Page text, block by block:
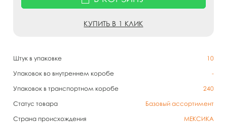
Штук в упаковке
10
Упаковок во внутреннем коробе
-
Упаковок в транспортном коробе
240
Статус товара
Базовый ассортимент
Страна происхождения
МЕКСИКА
КУПИТЬ В 1 КЛИК